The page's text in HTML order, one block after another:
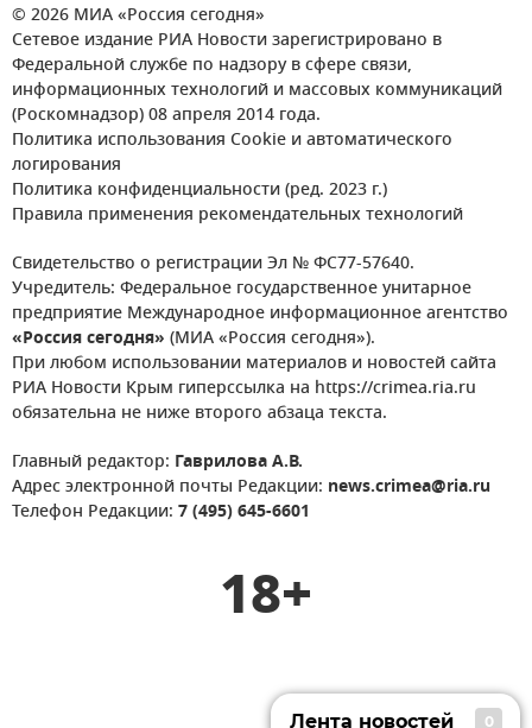
© 2026 МИА «Россия сегодня»
Сетевое издание РИА Новости зарегистрировано в
Федеральной службе по надзору в сфере связи,
информационных технологий и массовых коммуникаций
(Роскомнадзор) 08 апреля 2014 года.
Политика использования Cookie и автоматического
логирования
Политика конфиденциальности (ред. 2023 г.)
Правила применения рекомендательных технологий
Свидетельство о регистрации Эл № ФС77-57640.
Учредитель: Федеральное государственное унитарное
предприятие Международное информационное агентство
«Россия сегодня» (МИА «Россия сегодня»).
При любом использовании материалов и новостей сайта
РИА Новости Крым гиперссылка на https://crimea.ria.ru
обязательна не ниже второго абзаца текста.
Главный редактор: Гаврилова А.В.
Адрес электронной почты Редакции: news.crimea@ria.ru
Телефон Редакции: 7 (495) 645-6601
18+
Лента новостей 0